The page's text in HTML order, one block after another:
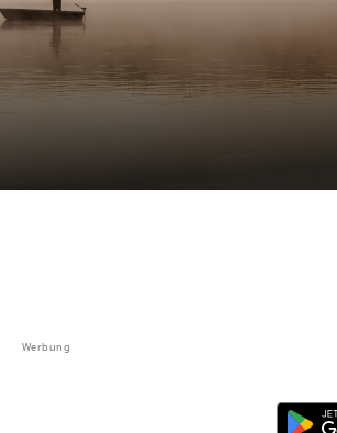
Werbung